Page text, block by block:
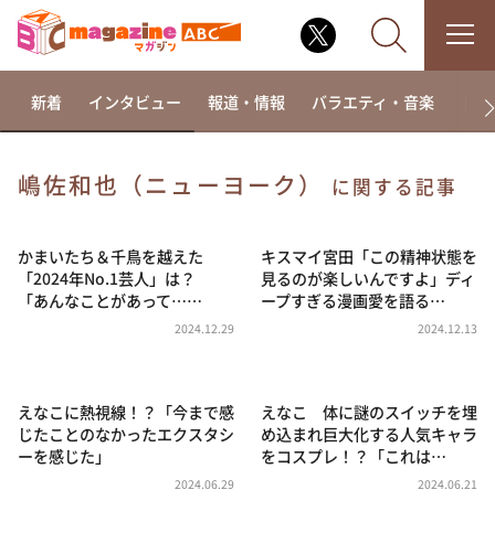
相席食堂
これ余談なんですけど・・・
～人生密着トークバラエティ！～ やすとものいたっ
news おかえり
河合＆A.B.C-Z塚田×福井アナ「なんでやねん！？」
（news おかえり）
新着 インタビュー 報道・情報 バラエティ・音楽 ド
嶋佐和也（ニューヨーク） に関する記事
かまいたち＆千鳥を越えた
「2024年No.1芸人」は？
「あんなことがあって……
2024.12.29
キスマイ宮田「この精神状態を
見るのが楽しいんですよ」ディ
ープすぎる漫画愛を語る…
2024.12.13
えなこに熱視線！？「今まで感
じたことのなかったエクスタシ
ーを感じた」
2024.06.29
えなこ 体に謎のスイッチを埋
め込まれ巨大化する人気キャラ
をコスプレ！？「これは…
2024.06.21